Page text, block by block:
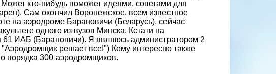
кто-нибудь поможет идеями, советами для
Сам окончил Воронежское, всем известное
на аэродроме Барановичи (Беларусь), сейчас
одного из вузов Минска. Кстати на
ИАБ (Барановичи). Я являюсь администратором 2
решает все!") Кому интересно также
порядка 300 аэродромщиков.